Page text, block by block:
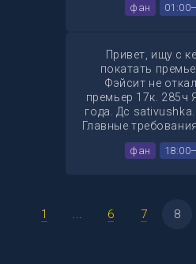
фан
Привет, ищу с
покатать
Фэйсит не
премьер 17к. 285ч
года. Дс
Главные
не скучно(токс
фан
1 ... 6 7 8